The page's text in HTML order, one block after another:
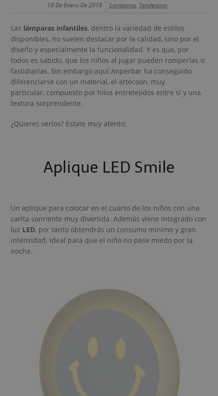
18 De Enero De 2018 Lamparas, Tendencias
Las lámparas infantiles, dentro la variedad de estilos
disponibles, no suelen destacar por la calidad, sino por el
diseño y especialmente la funcionalidad. Y es que, por
todos es sabido, que los niños al jugar pueden romperlas o
fastidiarlas. Sin embargo aquí Anperbar ha conseguido
diferenciarse con un material, el artecoon, muy
particular, compuesto por hilos entretejidos entre sí y una
textura sorprendente.
¿Quieres verlos? Estate muy atento:
Aplique LED Smile
Un aplique para colocar en el cuarto de los niños con una
carita sonriente muy divertida. Además viene integrado con
luz LED, por tanto obtendrás un consumo mínimo y gran
intensidad. Ideal para que el niño no pase miedo por la
noche.